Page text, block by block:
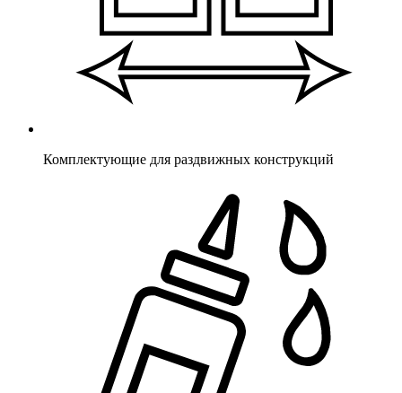
Комплектующие для раздвижных конструкций